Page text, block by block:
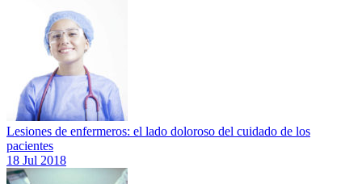
Lesiones de enfermeros: el lado doloroso del cuidado de los
pacientes
18 Jul 2018